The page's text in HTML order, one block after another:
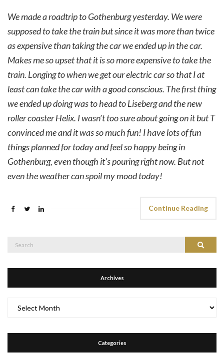
We made a roadtrip to Gothenburg yesterday. We were
supposed to take the train but since it was more than twice
as expensive than taking the car we ended up in the car.
Makes me so upset that it is so more expensive to take the
train. Longing to when we get our electric car so that I at
least can take the car with a good conscious. The first thing
we ended up doing was to head to Liseberg and the new
roller coaster Helix. I wasn’t too sure about going on it but T
convinced me and it was so much fun! I have lots of fun
things planned for today and feel so happy being in
Gothenburg, even though it’s pouring right now. But not
even the weather can spoil my mood today!
Continue Reading
Search
Archives
Categories